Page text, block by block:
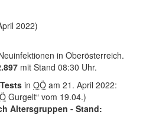
2022)
in Oberösterreich.
mit Stand 08:30 Uhr.
in OÖ am 21. April 2022:
Gurgelt“ vom 19.04.)
Altersgruppen - Stand: